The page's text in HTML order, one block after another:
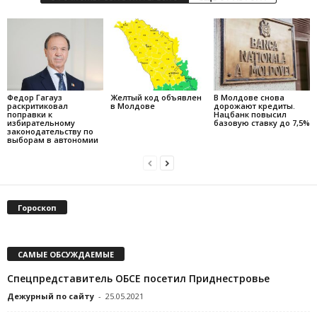
Федор Гагауз
раскритиковал
поправки к
избирательному
законодательству по
выборам в автономии
Желтый код объявлен
в Молдове
В Молдове снова
дорожают кредиты.
Нацбанк повысил
базовую ставку до 7,5%
Гороскоп
САМЫЕ ОБСУЖДАЕМЫЕ
Спецпредставитель ОБСЕ посетил Приднестровье
Дежурный по сайту - 25.05.2021